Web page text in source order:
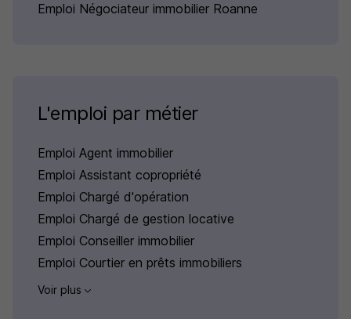
Emploi Négociateur immobilier Roanne
L'emploi par métier
Emploi Agent immobilier
Emploi Assistant copropriété
Emploi Chargé d'opération
Emploi Chargé de gestion locative
Emploi Conseiller immobilier
Emploi Courtier en prêts immobiliers
Voir plus